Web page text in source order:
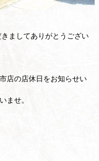
ましてありがとうござい
店の店休日をお知らせい
ませ。